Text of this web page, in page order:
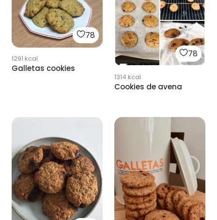
78
1291 kcal
Galletas cookies
78
1314 kcal
Cookies de avena